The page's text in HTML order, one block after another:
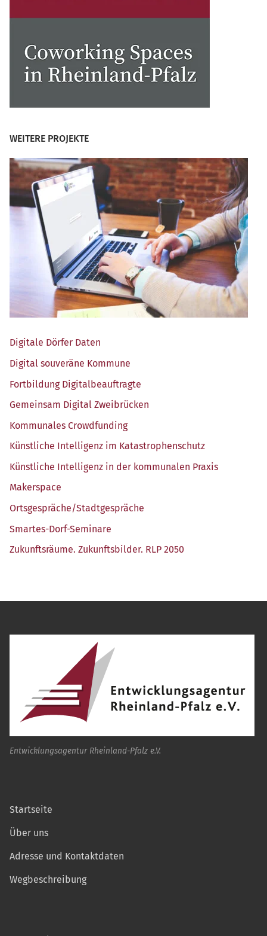
WEITERE PROJEKTE
Digi­ta­le Dör­fer Daten
Digi­tal sou­ve­rä­ne Kommune
Fort­bil­dung Digitalbeauftragte
Gemein­sam Digi­tal Zweibrücken
Kom­mu­na­les Crowdfunding
Künst­li­che Intel­li­genz im Katastrophenschutz
Künst­li­che Intel­li­genz in der kom­mu­na­len Praxis
Maker­space
Ortsgespräche/​Stadtgespräche
Smar­tes-Dorf-Semi­na­re
Zukunfts­räu­me. Zukunfts­bil­der. RLP 2050
Entwicklungsagentur Rheinland-Pfalz e.V.
Startseite
Über uns
Adresse und Kontaktdaten
Wegbeschreibung